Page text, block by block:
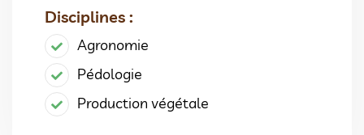
Disciplines :
Agronomie
Pédologie
Production végétale